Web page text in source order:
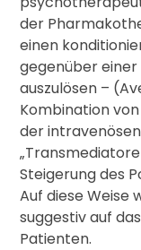
der
einen
gegenüber
auszulösen –
Kombination
der
Steigerung des
Auf diese Weise
suggestiv auf
Patienten.